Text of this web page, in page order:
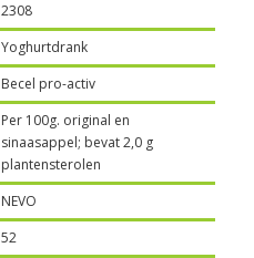
2308
Yoghurtdrank
Becel pro-activ
Per 100g. original en
sinaasappel; bevat 2,0 g
plantensterolen
NEVO
52